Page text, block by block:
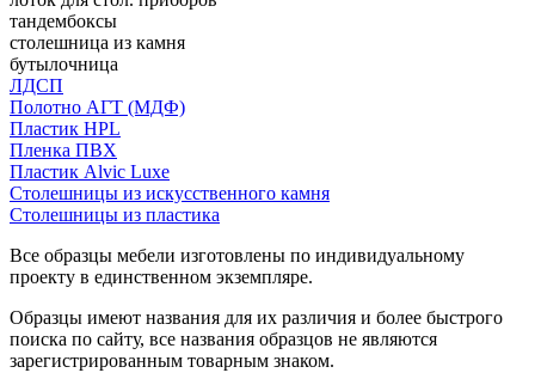
тандембоксы
столешница из камня
бутылочница
ЛДСП
Полотно АГТ (МДФ)
Пластик HPL
Пленка ПВХ
Пластик Alvic Luxe
Столешницы из искусственного камня
Столешницы из пластика
Все образцы мебели изготовлены по индивидуальному
проекту в единственном экземпляре.
Образцы имеют названия для их различия и более быстрого
поиска по сайту, все названия образцов не являются
зарегистрированным товарным знаком.